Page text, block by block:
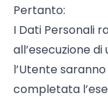
Pertanto:
I Dati Personali
all’esecuzione
l’Utente
completata